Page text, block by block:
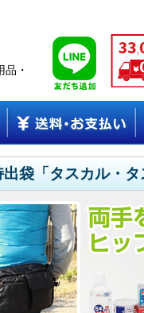
・
出袋「タスカル・